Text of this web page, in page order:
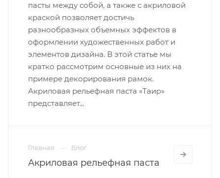
пасты между собой, а также с акриловой
краской позволяет достичь
разнообразных объемных эффектов в
оформлении художественных работ и
элементов дизайна. В этой статье мы
кратко рассмотрим основные из них на
примере декорирования рамок.
Акриловая рельефная паста «Таир»
представляет...
Главная Блог
Акриловая рельефная паста